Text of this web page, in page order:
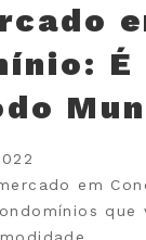
É
em
que